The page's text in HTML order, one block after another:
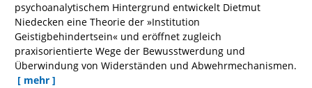
psychoanalytischem Hintergrund entwickelt Dietmut
Niedecken eine Theorie der »Institution
Geistigbehindertsein« und eröffnet zugleich
praxisorientierte Wege der Bewusstwerdung und
Überwindung von Widerständen und Abwehrmechanismen.
[ mehr ]